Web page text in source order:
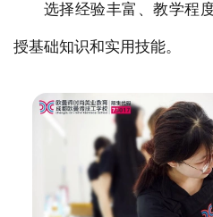
选择经验丰富、教学程
授基础知识和实用技能。